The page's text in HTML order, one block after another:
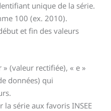
unique de la série.
100 (ex. 2010).
et fin des valeurs
(valeur rectifiée), « e »
données) qui
la série aux favoris INSEE